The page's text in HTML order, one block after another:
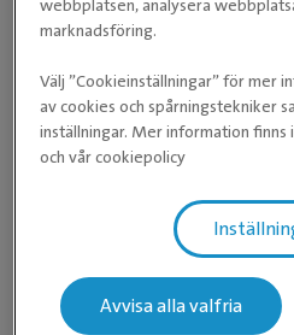
Akutvård
Måndag
Tisdag
Fredag
webbplatsen, analysera
marknadsföring.
Välj ”Cookieinställningar” för mer
av cookies och spårningstekniker
inställningar. Mer information
och vår cookiepolicy
Avvisa alla valfria